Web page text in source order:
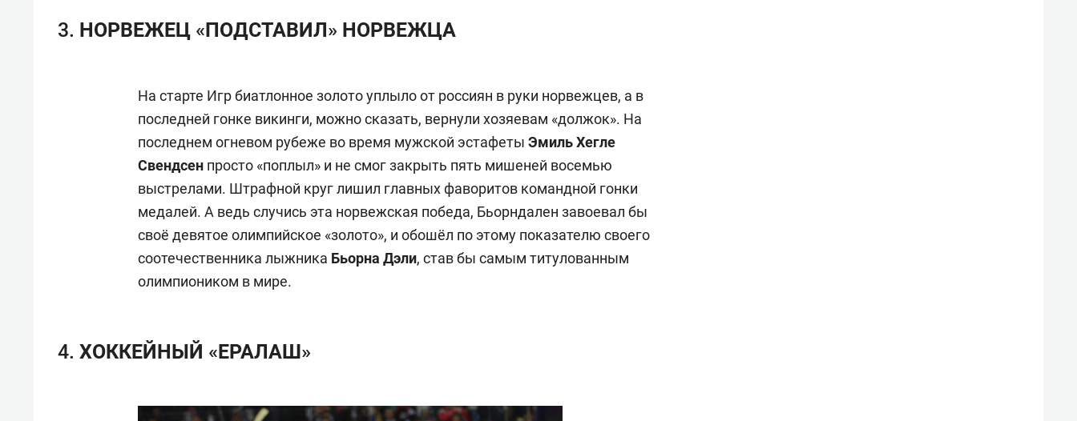
3. НОРВЕЖЕЦ «ПОДСТАВИЛ» НОРВЕЖЦА
На старте Игр биатлонное золото уплыло от россиян в руки норвежцев, а в
последней гонке викинги, можно сказать, вернули хозяевам «должок». На
последнем огневом рубеже во время мужской эстафеты Эмиль Хегле
Свендсен просто «поплыл» и не смог закрыть пять мишеней восемью
выстрелами. Штрафной круг лишил главных фаворитов командной гонки
медалей. А ведь случись эта норвежская победа, Бьорндален завоевал бы
своё девятое олимпийское «золото», и обошёл по этому показателю своего
соотечественника лыжника Бьорна Дэли, став бы самым титулованным
олимпиоником в мире.
4. ХОККЕЙНЫЙ «ЕРАЛАШ»